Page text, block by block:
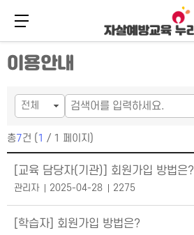
주
메
뉴
본
문
바
메뉴 버튼
이용안내
총7건 ( 1 / 1 페이지)
[교육 담당자(기관)] 회원가입 방법은?
관리자 2025-04-28 2275
[학습자] 회원가입 방법은?